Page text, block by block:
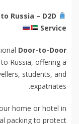
Russia – D2D
Service
Door-to-Door
Russia, offering a
students, and
expatriates.
home or hotel in
packing to protect